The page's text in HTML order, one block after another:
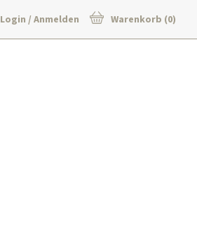
Login / Anmelden Warenkorb (0)